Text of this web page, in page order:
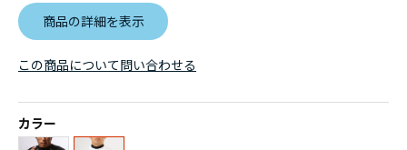
商品の詳細を表示
カラー
この商品について問い合わせる